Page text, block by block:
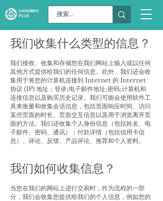
我们收集什么类型的信息？
我们接收、收集和存储您在我们网站上输入或以任何
其他方式提供给我们的任何信息。此外，我们还会收
集用于将您的计算机连接到 Internet 的 Internet
协议 (IP) 地址；登录;电子邮件地址;密码;计算机和
连接信息以及购买历史记录。我们可能会使用软件工
具来衡量和收集会话信息，包括页面响应时间、访问
某些页面的时长、页面交互信息以及用于浏览离开页
面的方法。我们还收集个人身份信息（包括姓名、电
子邮件、密码、通讯）；付款详情（包括信用卡信
息）、评论、反馈、产品评论、推荐和个人资料。
我们如何收集信息？
当您在我们的网站上进行交易时，作为流程的一部
分，我们会收集您提供给我们的个人信息，例如您的